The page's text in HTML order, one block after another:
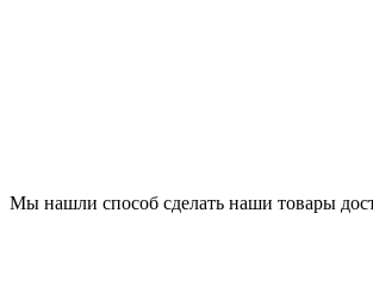
Мы нашли способ сделать наши товары